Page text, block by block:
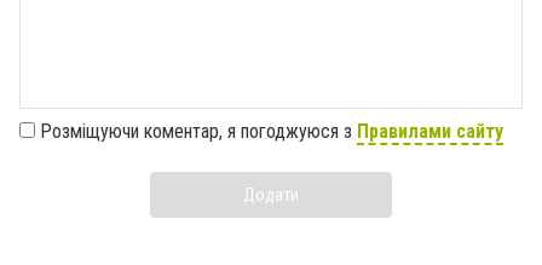
Розміщуючи коментар, я погоджуюся з Правилами сайту
Додати